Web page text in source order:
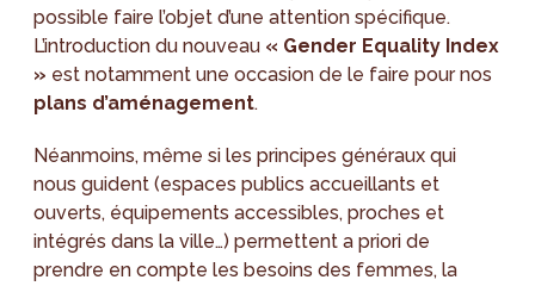
possible faire l’objet d’une attention spécifique.
L’introduction du nouveau « Gender Equality Index
» est notamment une occasion de le faire pour nos
plans d’aménagement.
Néanmoins, même si les principes généraux qui
nous guident (espaces publics accueillants et
ouverts, équipements accessibles, proches et
intégrés dans la ville…) permettent a priori de
prendre en compte les besoins des femmes, la